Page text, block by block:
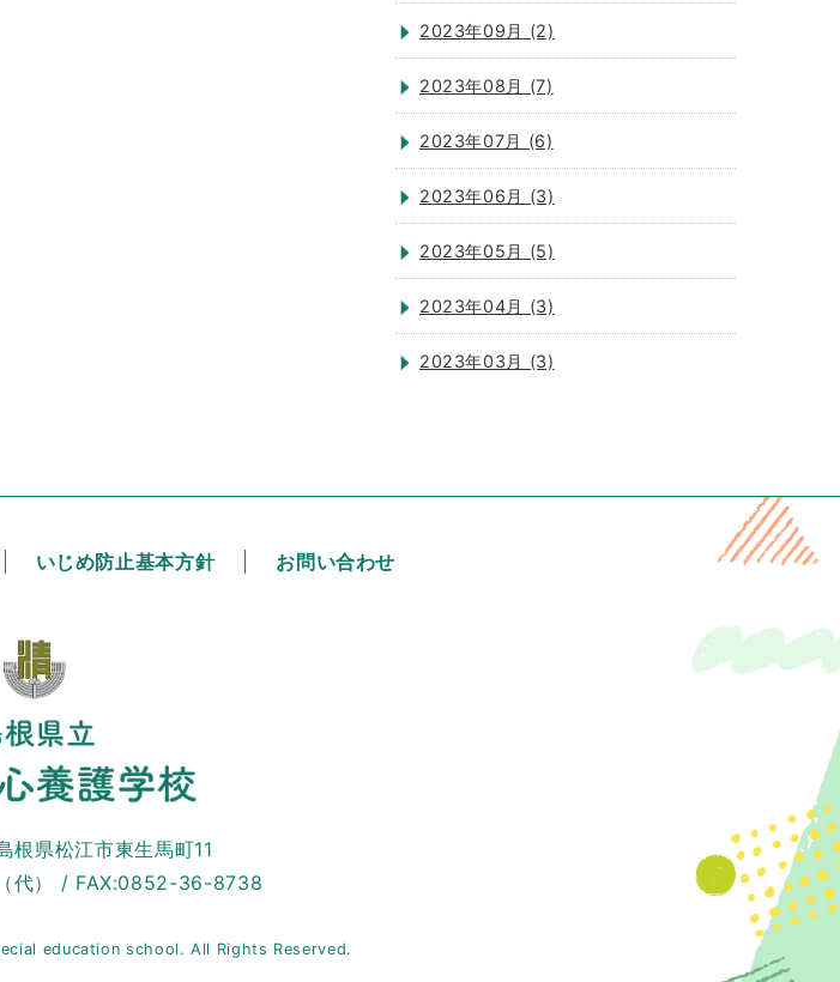
2023年09月 (2)
2023年08月 (7)
2023年07月 (6)
2023年06月 (3)
2023年05月 (5)
2023年04月 (3)
2023年03月 (3)
いじめ防止基本方針 お問い合わせ
県松江市東生馬町11
代） / FAX:0852-36-8738
education school. All Rights Reserved.